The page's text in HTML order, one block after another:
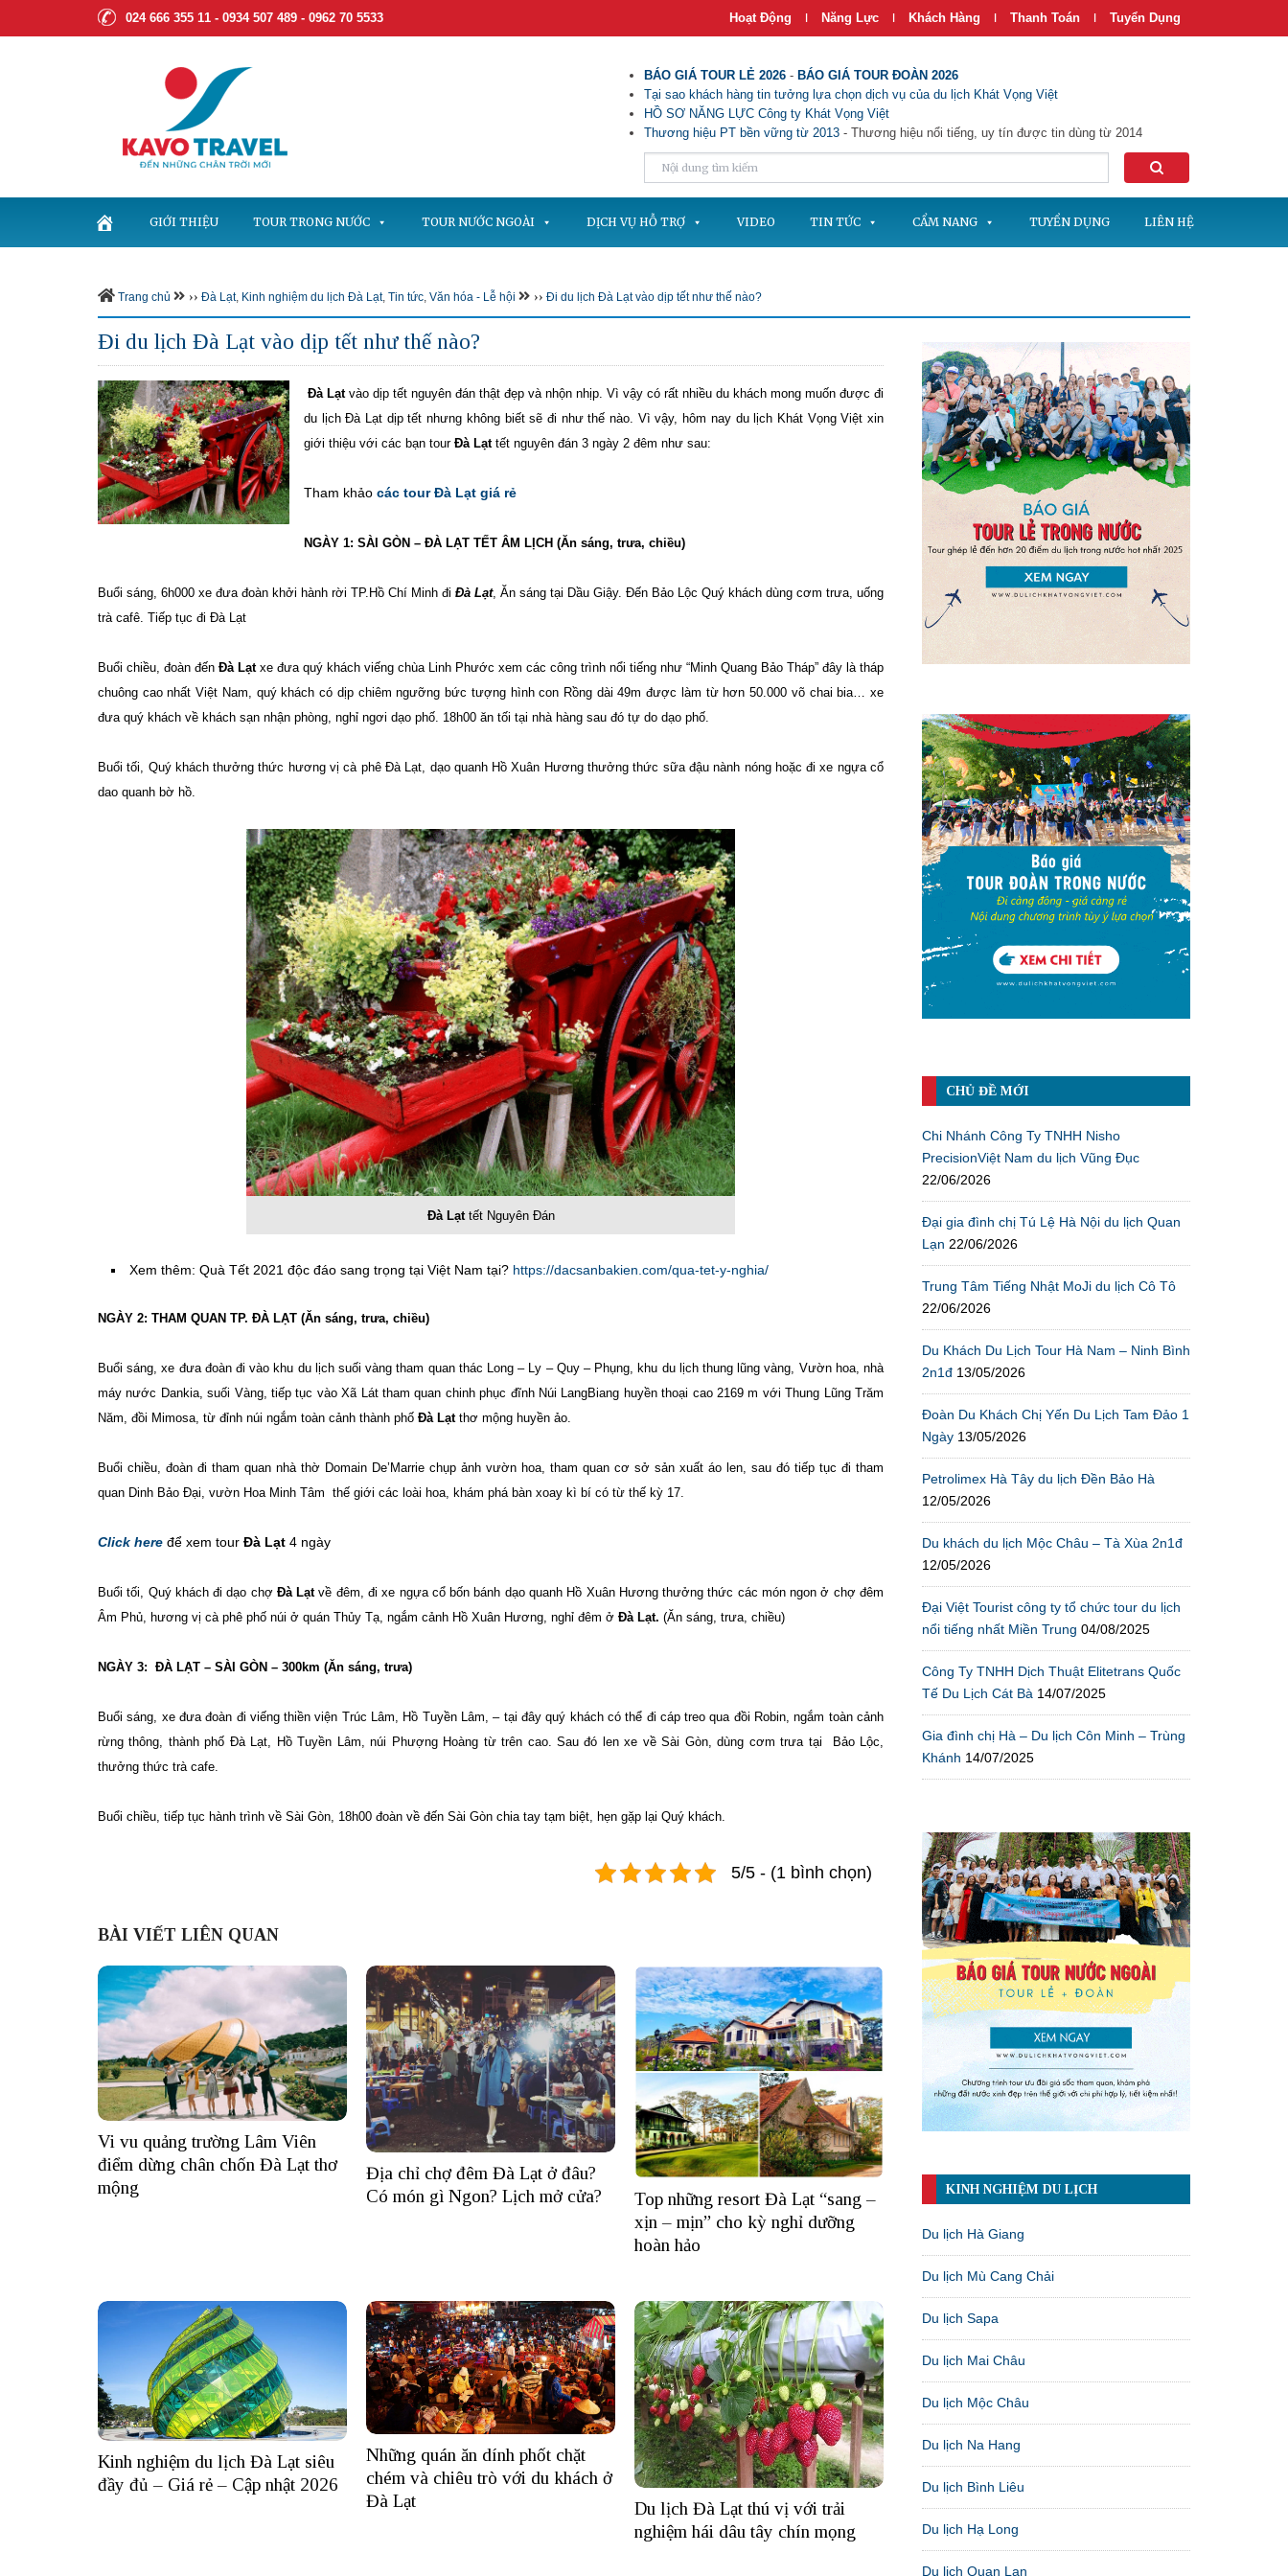
024 666 355 11 - 0934 507 489 - 0962 70 5533 Hoạt Động | Năng Lực | Khách Hàng | Thanh Toán | Tuyển Dụng
BÁO GIÁ TOUR LẺ 2026 - BÁO GIÁ TOUR ĐOÀN 2026
Tại sao khách hàng tin tưởng lựa chọn dịch vụ của du lịch Khát Vọng Việt
HỒ SƠ NĂNG LỰC Công ty Khát Vọng Việt
Thương hiệu PT bền vững từ 2013 - Thương hiệu nổi tiếng, uy tín được tin dùng từ 2014
GIỚI THIỆU TOUR TRONG NƯỚC TOUR NƯỚC NGOÀI DỊCH VỤ HỖ TRỢ VIDEO TIN TỨC CẨM NANG TUYỂN DỤNG LIÊN HỆ
Trang chủ ›› Đà Lạt, Kinh nghiệm du lịch Đà Lạt, Tin tức, Văn hóa - Lễ hội ›› Đi du lịch Đà Lạt vào dịp tết như thế nào?
Đi du lịch Đà Lạt vào dịp tết như thế nào?
Đà Lạtvào dịp tết nguyên đán thật đẹp và nhộn nhịp. Vì vậy có rất nhiều du khách mong muốn được đi
du lịch Đà Lạt dịp tết nhưng không biết sẽ đi như thế nào. Vì vậy, hôm nay du lịch Khát Vọng Việt xin
giới thiệu với các bạn tour Đà Lạttết nguyên đán 3 ngày 2 đêm như sau:
Tham khảo các tour Đà Lạt giá rẻ
NGÀY 1: SÀI GÒN – ĐÀ LẠT TẾT ÂM LỊCH (Ăn sáng, trưa, chiều)
Buổi sáng, 6h000 xe đưa đoàn khởi hành rời TP.Hồ Chí Minh đi Đà Lạt, Ăn sáng tại Dầu Giậy. Đến Bảo Lộc Quý khách dùng cơm trưa, uống
trà cafê. Tiếp tục đi Đà Lạt
Buổi chiều, đoàn đến Đà Lạtxe đưa quý khách viếng chùa Linh Phước xem các công trình nổi tiếng như “Minh Quang Bảo Tháp” đây là tháp
chuông cao nhất Việt Nam, quý khách có dịp chiêm ngưỡng bức tượng hình con Rồng dài 49m được làm từ hơn 50.000 võ chai bia… xe
đưa quý khách về khách sạn nhận phòng, nghỉ ngơi dạo phố. 18h00 ăn tối tại nhà hàng sau đó tự do dạo phố.
Buổi tối, Quý khách thưởng thức hương vị cà phê Đà Lạt, dạo quanh Hồ Xuân Hương thưởng thức sữa đậu nành nóng hoặc đi xe ngựa cổ
dao quanh bờ hồ.
Đà Lạttết Nguyên Đán
Xem thêm: Quà Tết 2021 độc đáo sang trọng tại Việt Nam tại? https://dacsanbakien.com/qua-tet-y-nghia/
NGÀY 2: THAM QUAN TP. ĐÀ LẠT (Ăn sáng, trưa, chiều)
Buổi sáng, xe đưa đoàn đi vào khu du lịch suối vàng tham quan thác Long – Ly – Quy – Phụng, khu du lịch thung lũng vàng, Vườn hoa, nhà
máy nước Dankia, suối Vàng, tiếp tục vào Xã Lát tham quan chinh phục đĩnh Núi LangBiang huyền thoại cao 2169 m với Thung Lũng Trăm
Năm, đồi Mimosa, từ đỉnh núi ngắm toàn cảnh thành phố Đà Lạtthơ mộng huyền ảo.
Buổi chiều, đoàn đi tham quan nhà thờ Domain De’Marrie chụp ảnh vườn hoa, tham quan cơ sở sản xuất áo len, sau đó tiếp tục đi tham
quan Dinh Bảo Đại, vườn Hoa Minh Tâm thế giới các loài hoa, khám phá bàn xoay kì bí có từ thế kỳ 17.
Click here để xem tour Đà Lạt 4 ngày
Buổi tối, Quý khách đi dạo chợ Đà Lạtvề đêm, đi xe ngựa cổ bốn bánh dạo quanh Hồ Xuân Hương thưởng thức các món ngon ở chợ đêm
Âm Phủ, hương vị cà phê phố núi ở quán Thủy Tạ, ngắm cảnh Hồ Xuân Hương, nghỉ đêm ở Đà Lạt. (Ăn sáng, trưa, chiều)
NGÀY 3: ĐÀ LẠT – SÀI GÒN – 300km (Ăn sáng, trưa)
Buổi sáng, xe đưa đoàn đi viếng thiền viện Trúc Lâm, Hồ Tuyền Lâm, – tại đây quý khách có thể đi cáp treo qua đồi Robin, ngắm toàn cảnh
rừng thông, thành phố Đà Lạt, Hồ Tuyền Lâm, núi Phượng Hoàng từ trên cao. Sau đó len xe về Sài Gòn, dùng cơm trưa tại Bảo Lộc,
thưởng thức trà cafe.
Buổi chiều, tiếp tục hành trình về Sài Gòn, 18h00 đoàn về đến Sài Gòn chia tay tạm biệt, hẹn gặp lại Quý khách.
5/5 - (1 bình chọn)
BÀI VIẾT LIÊN QUAN
Vi vu quảng trường Lâm Viên
điểm dừng chân chốn Đà Lạt thơ
mộng
Địa chỉ chợ đêm Đà Lạt ở đâu?
Có món gì Ngon? Lịch mở cửa?
Top những resort Đà Lạt “sang –
xịn – mịn” cho kỳ nghỉ dưỡng
hoàn hảo
Kinh nghiệm du lịch Đà Lạt siêu
đầy đủ – Giá rẻ – Cập nhật 2026
Những quán ăn dính phốt chặt
chém và chiêu trò với du khách ở
Đà Lạt
Du lịch Đà Lạt thú vị với trải
nghiệm hái dâu tây chín mọng
CHỦ ĐỀ MỚI
Chi Nhánh Công Ty TNHH Nisho
PrecisionViệt Nam du lịch Vũng Đục
22/06/2026
Đại gia đình chị Tú Lệ Hà Nội du lịch Quan
Lạn 22/06/2026
Trung Tâm Tiếng Nhật MoJi du lịch Cô Tô
22/06/2026
Du Khách Du Lịch Tour Hà Nam – Ninh Bình
2n1đ 13/05/2026
Đoàn Du Khách Chị Yến Du Lịch Tam Đảo 1
Ngày 13/05/2026
Petrolimex Hà Tây du lịch Đền Bảo Hà
12/05/2026
Du khách du lịch Mộc Châu – Tà Xùa 2n1đ
12/05/2026
Đại Việt Tourist công ty tổ chức tour du lịch
nổi tiếng nhất Miền Trung 04/08/2025
Công Ty TNHH Dịch Thuật Elitetrans Quốc
Tế Du Lịch Cát Bà 14/07/2025
Gia đình chị Hà – Du lịch Côn Minh – Trùng
Khánh 14/07/2025
KINH NGHIỆM DU LỊCH
Du lịch Hà Giang
Du lịch Mù Cang Chải
Du lịch Sapa
Du lịch Mai Châu
Du lịch Mộc Châu
Du lịch Na Hang
Du lịch Bình Liêu
Du lịch Hạ Long
Du lịch Quan Lạn